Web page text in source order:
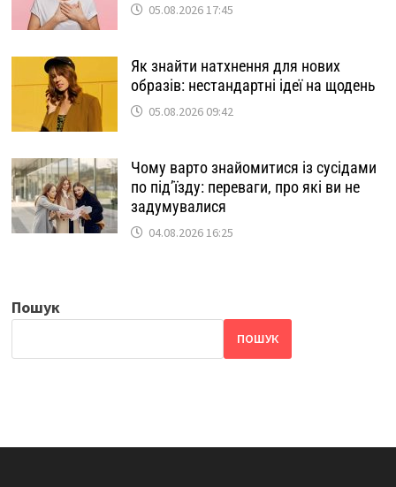
05.08.2026 17:45
Як знайти натхнення для нових
образів: нестандартні ідеї на щодень
05.08.2026 09:42
Чому варто знайомитися із сусідами
по під’їзду: переваги, про які ви не
задумувалися
04.08.2026 16:25
Пошук
ПОШУК